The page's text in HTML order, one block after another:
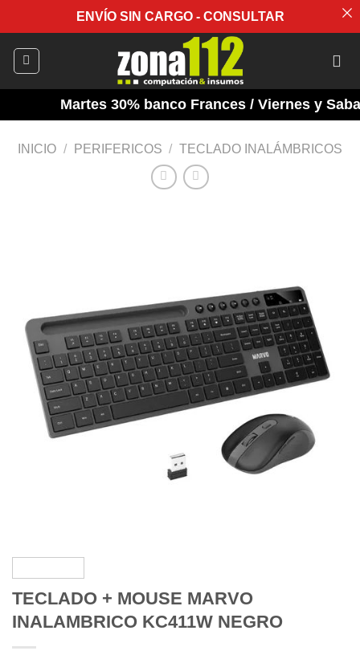
ENVÍO SIN CARGO - CONSULTAR
Martes 30% banco Frances / Viernes y
INICIO / PERIFERICOS / TECLADO INALÁMBRICOS
TECLADO + MOUSE MARVO
INALAMBRICO KC411W NEGRO